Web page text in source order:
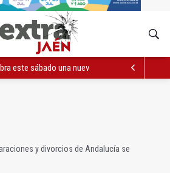
la alerta por listeria en Granada, Jaén y Sevilla
y divorcios de Andalucía se